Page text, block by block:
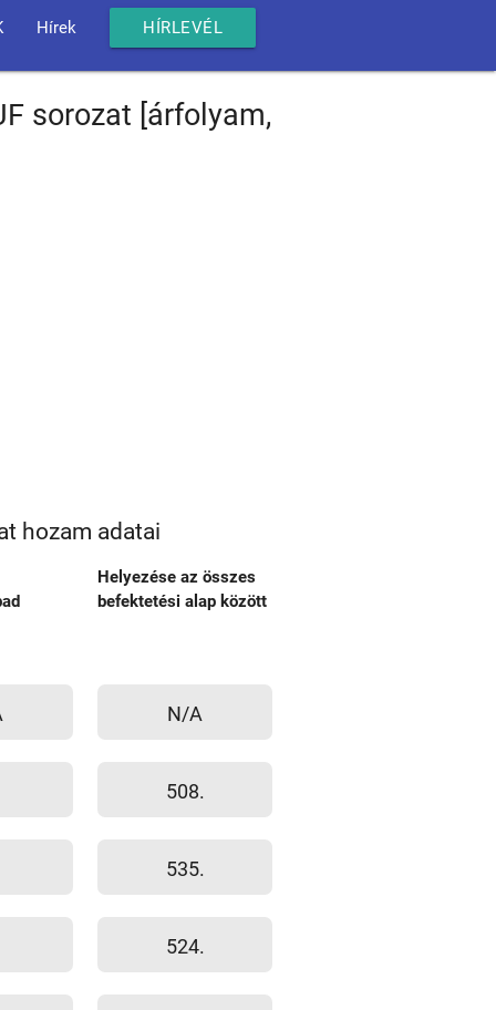
Hírek HÍRLEVÉL
sorozat [árfolyam,
hozam adatai
Helyezése az összes
befektetési alap között
N/A
508.
535.
524.